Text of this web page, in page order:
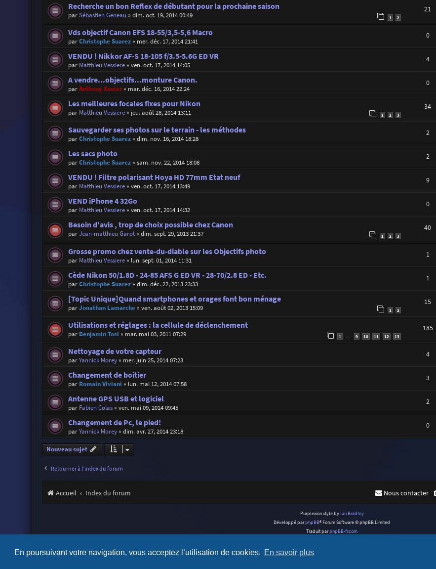
En poursuivant votre navigation, vous acceptez l’utilisation de cookies. En savoir plus
Recherche un bon Reflex de débutant pour la prochaine saison
parSébastien Geneau » dim. oct. 19, 2014 00:49 1 2
21
Vds objectif Canon EFS 18-55/3,5-5,6 Macro
parChristophe Suarez» mer. déc. 17, 2014 21:41
0
VENDU ! Nikkor AF-S 18-105 f/3.5-5.6G ED VR
par Matthieu Vessiere» ven. oct. 17, 2014 14:05
4
A vendre...objectifs...monture Canon.
parAnthony Xavier» mar. déc. 16, 2014 22:24
0
Les meilleures focales fixes pour Nikon
par Matthieu Vessiere» jeu. août 28, 2014 13:11 1 2 3
34
Sauvegarder ses photos sur le terrain - les méthodes
parChristophe Suarez» dim. nov. 16, 2014 18:28
2
Les sacs photo
parChristophe Suarez» sam. nov. 22, 2014 18:08
2
VENDU ! Filtre polarisant Hoya HD 77mm Etat neuf
par Matthieu Vessiere» ven. oct. 17, 2014 13:49
9
VEND iPhone 4 32Go
par Matthieu Vessiere» ven. oct. 17, 2014 14:32
0
Besoin d'avis , trop de choix possible chez Canon
parJean-matthieu Garot» dim. sept. 29, 2013 21:37 1 2 3
40
Grosse promo chez vente-du-diable sur les Objectifs photo
par Matthieu Vessiere» lun. sept. 01, 2014 11:31
1
Cède Nikon 50/1.8D - 24-85 AFS G ED VR - 28-70/2.8 ED - Etc.
parChristophe Suarez» dim. déc. 22, 2013 23:33
1
[Topic Unique]Quand smartphones et orages font bon ménage
parJonathan Lamarche» ven. août 02, 2013 15:09 1 2
15
Utilisations et réglages : la cellule de déclenchement
par Benjamin Tosi » mar. mai 03, 2011 07:29 1 … 9 10 11 12 13
185
Nettoyage de votre capteur
parYannick Morey» mer. juin 25, 2014 07:23
4
Changement de boitier
par Romain Viviani » lun. mai 12, 2014 07:58
3
Antenne GPS USB et logiciel
par Fabien Colas» ven. mai 09, 2014 09:45
2
Changement de Pc, le pied!
parYannick Morey» dim. avr. 27, 2014 23:18
0
Nouveau sujet
Retourner à l’index du forum
Accueil Index du forum Nous contacter
Purplexion style by Ian Bradley
Développé parphpBB® Forum Software © phpBB Limited
Traduit parphpBB-fr.com